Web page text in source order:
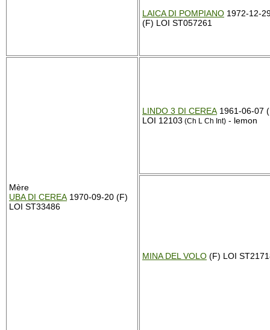
LAICA DI POMPIANO 1972-12-
(F) LOI ST057261
Mère
UBA DI CEREA 1970-09-20 (F)
LOI ST33486
LINDO 3 DI CEREA 1961-06-07
LOI 12103 (Ch L Ch Int) - lemon
MINA DEL VOLO (F) LOI